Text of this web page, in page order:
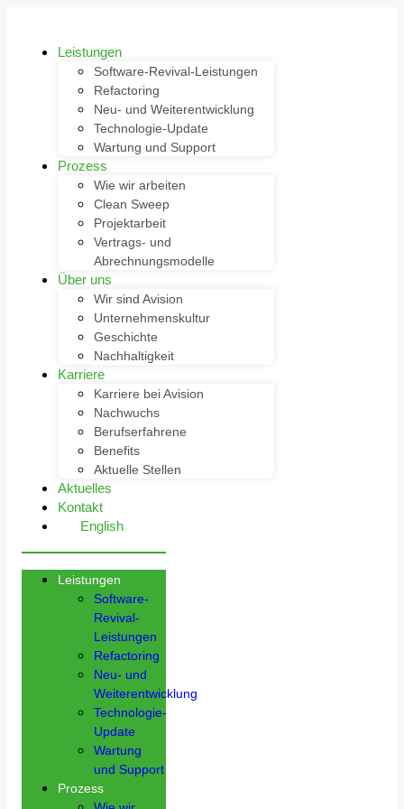
Leistungen
Software-Revival-Leistungen
Refactoring
Neu- und Weiterentwicklung
Technologie-Update
Wartung und Support
Prozess
Wie wir arbeiten
Clean Sweep
Projektarbeit
Vertrags- und
Abrechnungsmodelle
Über uns
Wir sind Avision
Unternehmenskultur
Geschichte
Nachhaltigkeit
Karriere
Karriere bei Avision
Nachwuchs
Berufserfahrene
Benefits
Aktuelle Stellen
Aktuelles
Kontakt
English
Leistungen
Software-
Revival-
Leistungen
Refactoring
Neu- und
Weiterentwicklung
Technologie-
Update
Wartung
und Support
Prozess